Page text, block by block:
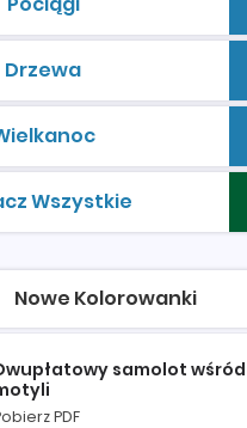
kolorowanki do druku
Drzewakolorowanki do druku
kolorowanki do druku
Wszystkie
kolorowanki do druku
Nowe Kolorowanki
samolot
PDF